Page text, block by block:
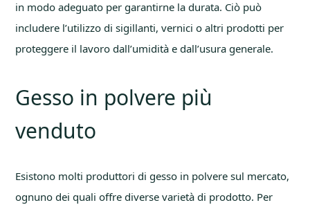
in modo adeguato per garantirne la durata. Ciò può
includere l’utilizzo di sigillanti, vernici o altri prodotti per
proteggere il lavoro dall’umidità e dall’usura generale.
Gesso in polvere più
venduto
Esistono molti produttori di gesso in polvere sul mercato,
ognuno dei quali offre diverse varietà di prodotto. Per